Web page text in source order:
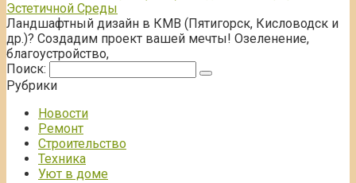
Эстетичной Среды
Ландшафтный дизайн в КМВ (Пятигорск, Кисловодск и
др.)? Создадим проект вашей мечты! Озеленение,
благоустройство,
Поиск:
Рубрики
Новости
Ремонт
Строительство
Техника
Уют в доме